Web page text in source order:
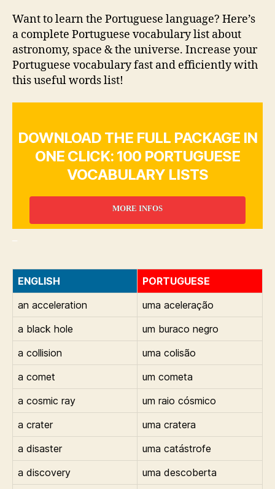
Want to learn the Portuguese language? Here’s
a complete Portuguese vocabulary list about
astronomy, space & the universe. Increase your
Portuguese vocabulary fast and efficiently with
this useful words list!
DOWNLOAD THE FULL PACKAGE IN
ONE CLICK: 100 PORTUGUESE
VOCABULARY LISTS
MORE INFOS
ENGLISH
PORTUGUESE
an acceleration
uma aceleração
a black hole
um buraco negro
a collision
uma colisão
a comet
um cometa
a cosmic ray
um raio cósmico
a crater
uma cratera
a disaster
uma catástrofe
a discovery
uma descoberta